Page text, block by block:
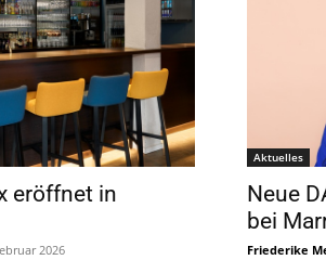
eröffnet in
2026
Aktuelles
Neue
bei
Friederike